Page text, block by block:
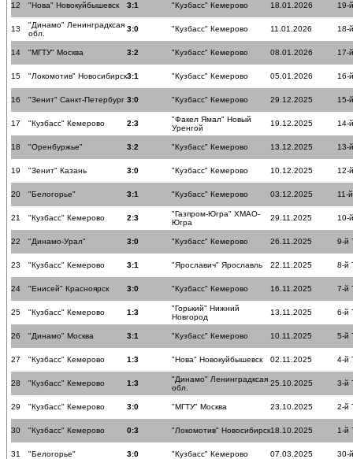
12 "Нова" Новокуйбышевск 3:1 "Кузбасс" Кемерово 18.01.2026 19-
13
"Динамо" Ленинградксая
обл.
3:0 "Кузбасс" Кемерово 11.01.2026 18-
14 "МГТУ" Москва 3:2 "Кузбасс" Кемерово 08.01.2026 17-
15 "Локомотив" Новосибирск3:1 "Кузбасс" Кемерово 05.01.2026 16-
16 "Зенит" Санкт-Петербург 3:0 "Кузбасс" Кемерово 29.12.2025 15-
17 "Кузбасс" Кемерово 2:3
"Факел Ямал" Новый
Уренгой
19.12.2025 14-
18 "Оренбуржье" 3:2 "Кузбасс" Кемерово 13.12.2025 13-
19 "Зенит" Казань 3:0 "Кузбасс" Кемерово 10.12.2025 12-
20 "Белогорье" 3:1 "Кузбасс" Кемерово 03.12.2025 11-
21 "Кузбасс" Кемерово 2:3
"Газпром-Югра" ХМАО-
Югра
29.11.2025 10-
22 "Динамо-Урал" 3:0 "Кузбасс" Кемерово 26.11.2025 9-й
23 "Кузбасс" Кемерово 3:1 "Ярославич" Ярославль 22.11.2025 8-й
24 "Енисей" Красноярск 3:0 "Кузбасс" Кемерово 16.11.2025 7-й
25 "Кузбасс" Кемерово 1:3
"Горький" Нижний
Новгород
13.11.2025 6-й
26 "Динамо" Москва 3:1 "Кузбасс" Кемерово 10.11.2025 5-й
27 "Кузбасс" Кемерово 1:3 "Нова" Новокуйбышевск 02.11.2025 4-й
28 "Кузбасс" Кемерово 1:3
"Динамо" Ленинградксая
обл.
25.10.2025 3-й
29 "Кузбасс" Кемерово 3:0 "МГТУ" Москва 23.10.2025 2-й
30 "Кузбасс" Кемерово 0:3 "Локомотив" Новосибирск18.10.2025 1-й
31 "Белогорье" 3:0 "Кузбасс" Кемерово 07.03.2025 30-